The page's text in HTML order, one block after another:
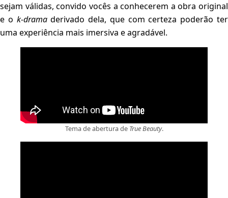
sejam válidas, convido vocês a conhecerem a obra original
e o k-dramaderivado dela, que com certeza poderão ter
uma experiência mais imersiva e agradável.
Tema de abertura de True Beauty.